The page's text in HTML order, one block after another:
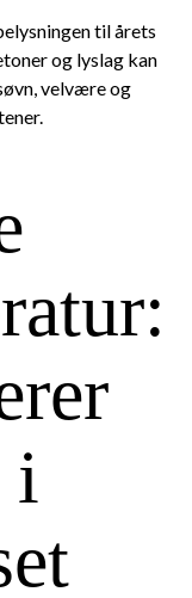
til årets
og lyslag kan
velvære og
i